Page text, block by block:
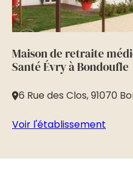
Maison de retraite
Santé Évry à Bondoufle
6 Rue des Clos, 91070
Voir l'établissement